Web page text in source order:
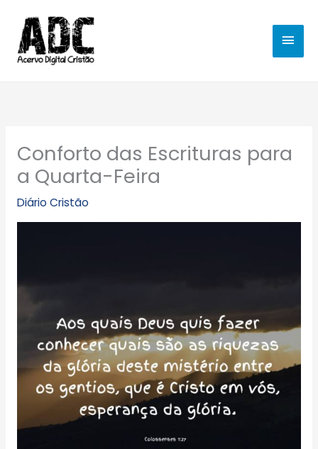
para
conteúdo
Conforto das Escrituras para
a Quarta-Feira
Diário Cristão